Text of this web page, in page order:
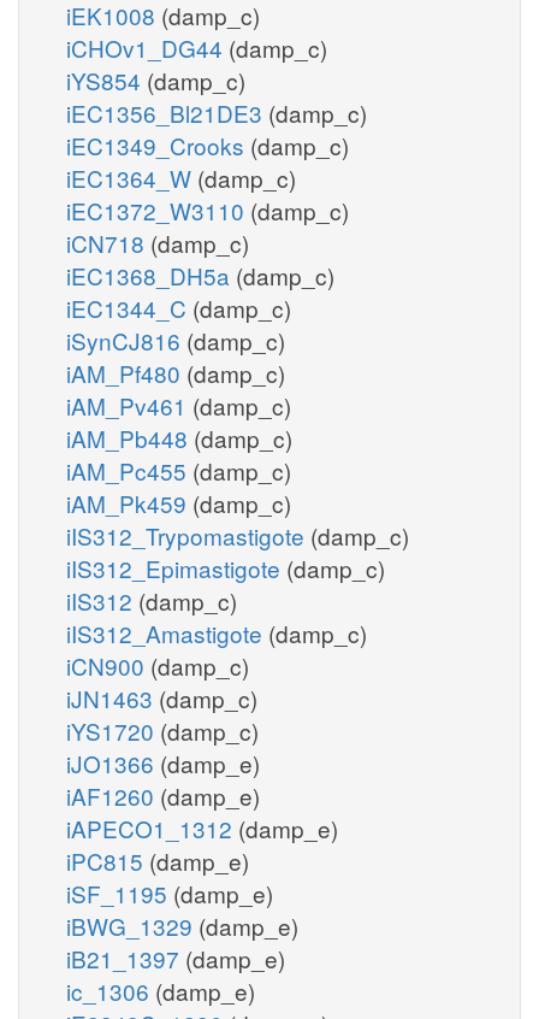
iEK1008 (damp_c)
iCHOv1_DG44 (damp_c)
iYS854 (damp_c)
iEC1356_Bl21DE3 (damp_c)
iEC1349_Crooks (damp_c)
iEC1364_W (damp_c)
iEC1372_W3110 (damp_c)
iCN718 (damp_c)
iEC1368_DH5a (damp_c)
iEC1344_C (damp_c)
iSynCJ816 (damp_c)
iAM_Pf480 (damp_c)
iAM_Pv461 (damp_c)
iAM_Pb448 (damp_c)
iAM_Pc455 (damp_c)
iAM_Pk459 (damp_c)
iIS312_Trypomastigote (damp_c)
iIS312_Epimastigote (damp_c)
iIS312 (damp_c)
iIS312_Amastigote (damp_c)
iCN900 (damp_c)
iJN1463 (damp_c)
iYS1720 (damp_c)
iJO1366 (damp_e)
iAF1260 (damp_e)
iAPECO1_1312 (damp_e)
iPC815 (damp_e)
iSF_1195 (damp_e)
iBWG_1329 (damp_e)
iB21_1397 (damp_e)
ic_1306 (damp_e)